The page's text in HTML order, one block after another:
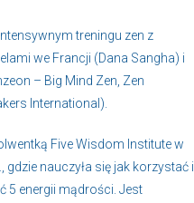
treningu zen z
we Francji (Dana Sangha) i
– Big Mind Zen, Zen
International).
Five Wisdom Institute w
gdzie nauczyła się jak korzystać i
5 energii mądrości. Jest